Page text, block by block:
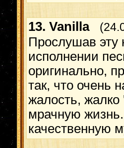
13. Vanilla
Прослушав эту
исполнении
оригинально,
так, что очень
жалость, жалко
мрачную
качественную